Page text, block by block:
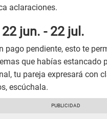
aclaraciones.
jun. - 22 jul.
pago pendiente, esto te
que habías estancado
tu pareja expresará con
escúchala.